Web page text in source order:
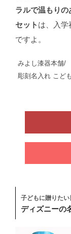
ラルで温もり
セット は、入学
ですよ。
みよし漆器本舗/
彫刻名入れ こど
子どもに贈りた
ディズニーの